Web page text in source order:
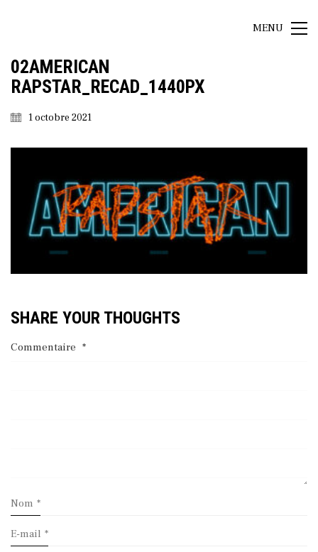
MENU
02AMERICAN
RAPSTAR_RECAD_1440PX
1 octobre 2021
SHARE YOUR THOUGHTS
Commentaire *
Nom *
E-mail *